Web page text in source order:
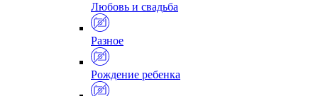
Любовь и свадьба
Разное
Рождение ребенка